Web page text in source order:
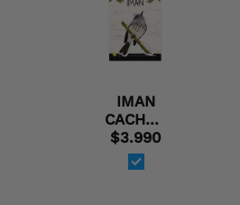
IMAN
CACHUDITO,
aves de
Chile
$3.990